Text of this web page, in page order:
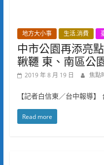
地方大小事 生活.消費
中市公園再添亮
鞦韆 東、南區公
2019 年 8 月 19 日 焦點
【記者白信東／台中報導
Read more